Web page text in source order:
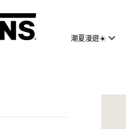
潮夏漫遊☀️